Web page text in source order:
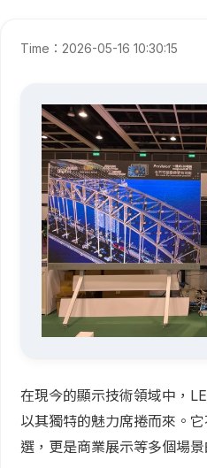
Time：2026-05-16 10:30:15
在現今的顯示技術領域中，
以其獨特的魅力席捲而來。
選，更是商業展示等多個場景